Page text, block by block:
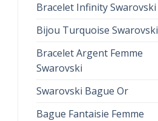
Bracelet Infinity Swarovski
Bijou Turquoise Swarovski
Bracelet Argent Femme
Swarovski
Swarovski Bague Or
Bague Fantaisie Femme